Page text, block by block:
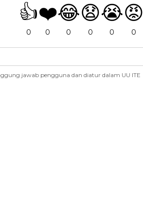
👍
0
❤️
0
😂
0
😧
0
😭
0
😡
0
jawab pengguna dan diatur dalam UU ITE